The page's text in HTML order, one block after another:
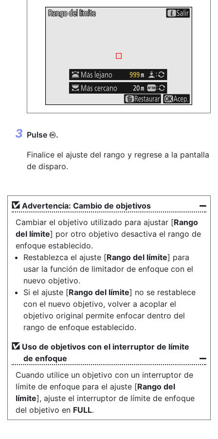
Pulse J.
Finalice el ajuste del rango y regrese a la pantalla
de disparo.
Advertencia: Cambio de objetivos
Cambiar el objetivo utilizado para ajustar [Rango
del límite] por otro objetivo desactiva el rango de
enfoque establecido.
Restablezca el ajuste [Rango del límite] para
usar la función de limitador de enfoque con el
nuevo objetivo.
Si el ajuste [Rango del límite] no se restablece
con el nuevo objetivo, volver a acoplar el
objetivo original permite enfocar dentro del
rango de enfoque establecido.
Uso de objetivos con el interruptor de límite
de enfoque
Cuando utilice un objetivo con un interruptor de
límite de enfoque para el ajuste [Rango del
límite], ajuste el interruptor de límite de enfoque
del objetivo en FULL.